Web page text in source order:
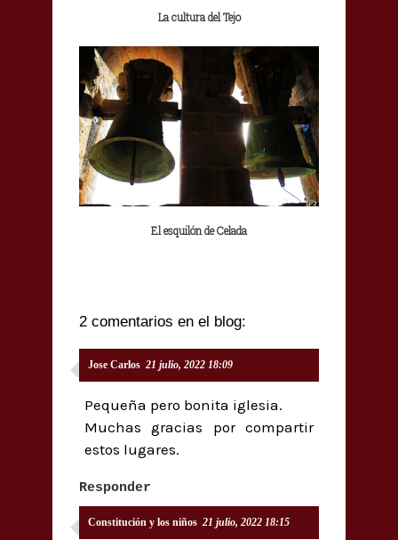
La cultura del Tejo
El esquilón de Celada
2 comentarios en el blog:
Jose Carlos 21 julio, 2022 18:09
Pequeña pero bonita iglesia.
Muchas gracias por compartir
estos lugares.
Responder
Constitución y los niños 21 julio, 2022 18:15